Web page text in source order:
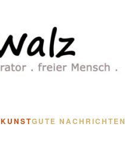
KUNSTGUTE NACHRICHTEN